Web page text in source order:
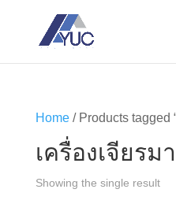
Home/ Products tagged
เครื่องเจียรม
Showing the single result